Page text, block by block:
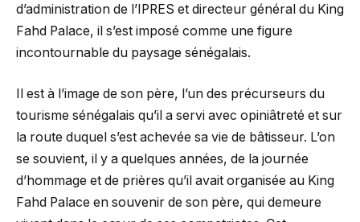
d’administration de l’IPRES et directeur général du King
Fahd Palace, il s’est imposé comme une figure
incontournable du paysage sénégalais.
Il est à l’image de son père, l’un des précurseurs du
tourisme sénégalais qu’il a servi avec opiniâtreté et sur
la route duquel s’est achevée sa vie de bâtisseur. L’on
se souvient, il y a quelques années, de la journée
d’hommage et de prières qu’il avait organisée au King
Fahd Palace en souvenir de son père, qui demeure